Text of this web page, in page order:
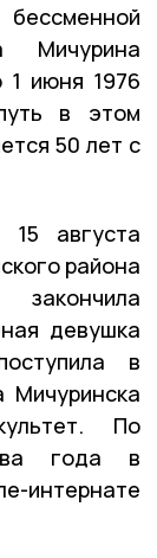
Мичурина
июня 1976
в этом
50 лет с
15 августа
района
девушка
в
Мичуринска
По
года в